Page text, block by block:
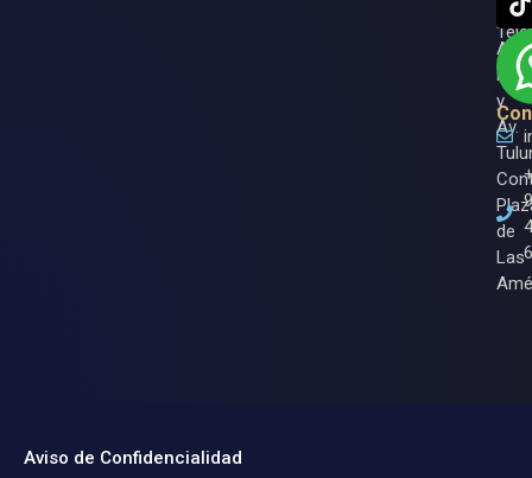
Av.
y
Av.
de
Las
Aviso de Confidencialidad